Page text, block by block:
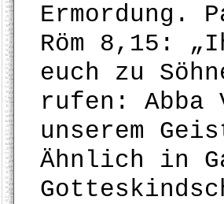
Ermordung.
Röm 8,15:
euch zu
rufen: Abba
unserem
Ähnlich in